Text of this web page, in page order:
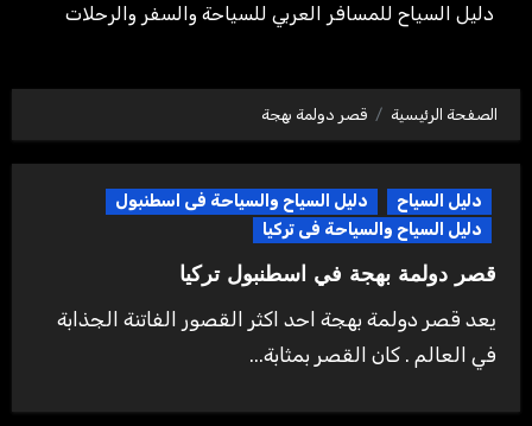
دليل السياح للمسافر العربي للسياحة والسفر والرحلات
الصفحة الرئيسية قصر دولمة بهجة
دليل السياح
دليل السياح والسياحة فى اسطنبول
دليل السياح والسياحة فى تركيا
قصر دولمة بهجة في اسطنبول تركيا
يعد قصر دولمة بهجة احد اكثر القصور الفاتنة الجذابة
في العالم . كان القصر بمثابة...